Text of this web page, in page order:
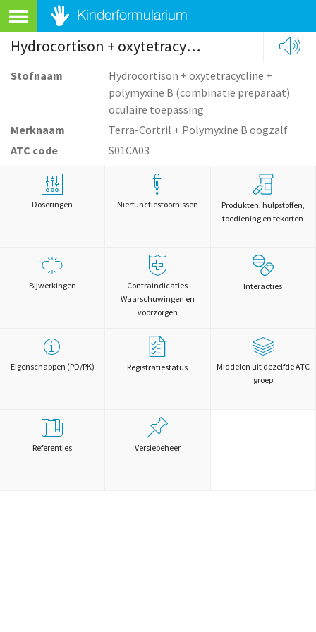
Hydrocortison + oxytetracycline + polymyxine B (combinatie preparaat) oculaire toepassing
Stofnaam
Hydrocortison + oxytetracycline +
polymyxine B (combinatie preparaat)
oculaire toepassing
Merknaam
Terra-Cortril + Polymyxine B oogzalf
ATC code
S01CA03
Doseringen Nierfunctiestoornissen
Produkten, hulpstoffen,
toediening en tekorten
Bijwerkingen
Contraindicaties
Waarschuwingen en
voorzorgen
Interacties
Eigenschappen (PD/PK) Registratiestatus
Middelen uit dezelfde ATC
groep
Referenties Versiebeheer